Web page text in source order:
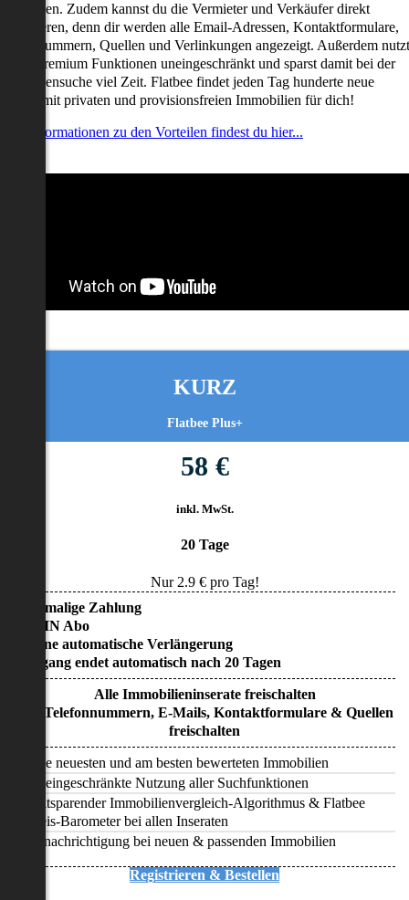
Zudem kannst du die Vermieter und Verkäufer direkt
denn dir werden alle Email-Adressen, Kontaktformulare,
Quellen und Verlinkungen angezeigt. Außerdem nutzt
alle Premium Funktionen uneingeschränkt und sparst damit bei der
viel Zeit. Flatbee findet jeden Tag hunderte neue
mit privaten und provisionsfreien Immobilien für dich!
Informationen zu den Vorteilen findest du hier...
KURZ
Flatbee Plus+
58 €
inkl. MwSt.
20 Tage
Nur 2.9€ pro Tag!
• Einmalige Zahlung
• KEIN Abo
• Keine automatische Verlängerung
• Zugang endet automatisch nach 20 Tagen
Alle Immobilieninserate freischalten
Alle Telefonnummern, E-Mails, Kontaktformulare & Quellen
freischalten
Alle neuesten und am besten bewerteten Immobilien
Uneingeschränkte Nutzung aller Suchfunktionen
Zeitsparender Immobilienvergleich-Algorithmus & Flatbee
Preis-Barometer bei allen Inseraten
Benachrichtigung bei neuen & passenden Immobilien
Registrieren & Bestellen